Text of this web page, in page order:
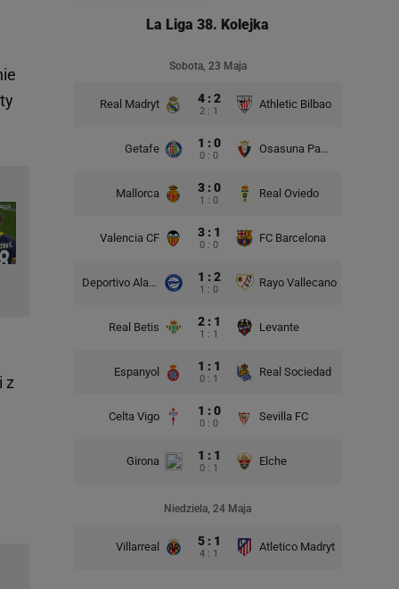
z
La Liga 38. Kolejka
Sobota, 23 Maja
Real Madryt 4 : 2
2 : 1
Athletic Bilbao
Getafe 1 : 0
0 : 0
Osasuna Pampeluna
Mallorca 3 : 0
1 : 0
Real Oviedo
Valencia CF 3 : 1
0 : 0
FC Barcelona
Deportivo Alaves 1 : 2
1 : 0
Rayo Vallecano
Real Betis 2 : 1
1 : 1
Levante
Espanyol 1 : 1
0 : 1
Real Sociedad
Celta Vigo 1 : 0
0 : 0
Sevilla FC
Girona 1 : 1
0 : 1
Elche
Niedziela, 24 Maja
Villarreal 5 : 1
4 : 1
Atletico Madryt